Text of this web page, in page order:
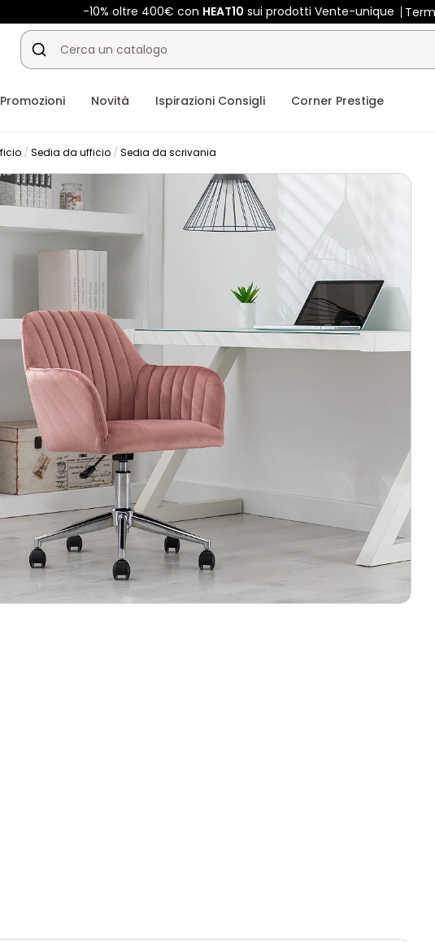
-10% oltre 400€ conHEAT10 sui prodotti Vente-unique
Promozioni Novità Ispirazioni Consigli Corner Prestige
Sedia da ufficio Sedia da scrivania